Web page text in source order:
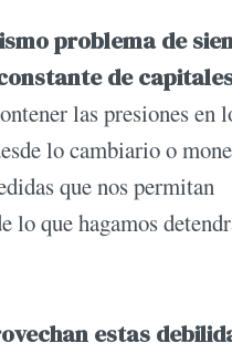
problema de
de
las presiones en
lo cambiario o
que nos permitan
lo que hagamos
estas